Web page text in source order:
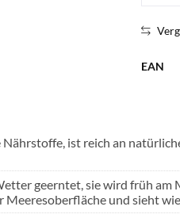
EAN
ist reich an
geerntet, sie wird früh
Meeresoberfläche und sieht